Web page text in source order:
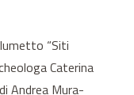
“Siti
Caterina
Andrea Mura-